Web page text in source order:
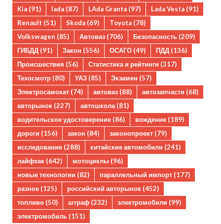
Kia (91) lada (87) LAda Granta (97) Lada Vesta (91)
Renault (51) Skoda (69) Toyota (78)
Volkswagen (85) Автоваз (706) Безопасность (209)
ГИБДД (91) Закон (556) ОСАГО (49) ПДД (136)
Происшествия (56) Статистика и рейтинги (317)
Техосмотр (80) УАЗ (85) Экзамен (57)
Электросамокат (74) автоваз (88) автозапчасти (68)
авторынок (227) автошкола(81)
водительское удостоверение (86) вождение (189)
дороги (156) закон (84) законопроект (79)
исследование (288) китайские автомобили (241)
лайфхак (642) мотоциклы (96)
новые технологии (82) параллельный импорт (177)
разное (125) российский авторынок (452)
топливо (50) штраф (232) электромобили (99)
электромобиль (151)